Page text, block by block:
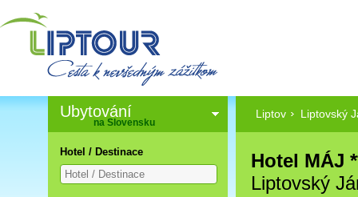
Liptov Liptovský
Hotel MÁJ
Liptovský
Ubytování
na Slovensku
Hotel / Destinace